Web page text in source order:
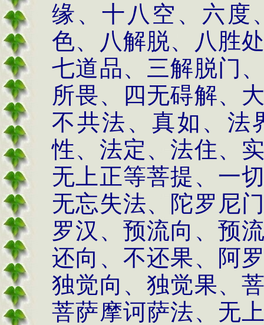
缘、十八空、六度
色、八解脱、八胜
七道品、三解脱门
所畏、四无碍解、
不共法、真如、法
性、法定、法住、
无上正等菩提、一
无忘失法、陀罗尼
罗汉、预流向、预
还向、不还果、阿
独觉向、独觉果、
菩萨摩诃萨法、无